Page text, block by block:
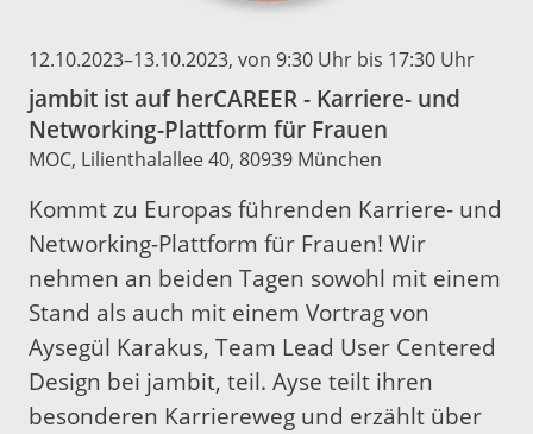
12.10.2023–13.10.2023, von 9:30 Uhr bis 17:30 Uhr
jambit ist auf herCAREER - Karriere- und
Networking-Plattform für Frauen
MOC, Lilienthalallee 40, 80939 München
Kommt zu Europas führenden Karriere- und
Networking-Plattform für Frauen! Wir
nehmen an beiden Tagen sowohl mit einem
Stand als auch mit einem Vortrag von
Aysegül Karakus, Team Lead User Centered
Design bei jambit, teil. Ayse teilt ihren
besonderen Karriereweg und erzählt über